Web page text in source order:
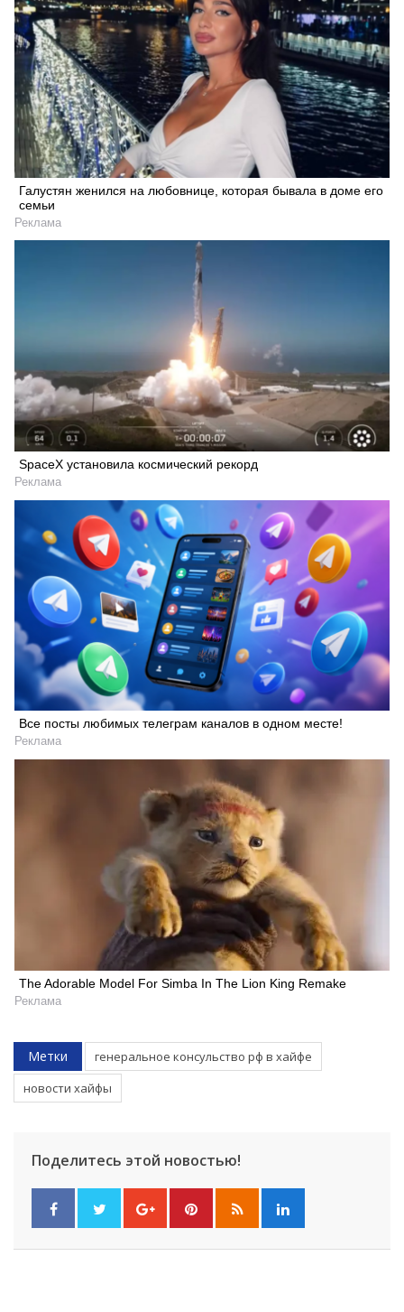
Галустян женился на любовнице, которая бывала в доме его
семьи
Реклама
SpaceX установила космический рекорд
Реклама
Все посты любимых телеграм каналов в одном месте!
Реклама
The Adorable Model For Simba In The Lion King Remake
Реклама
Метки
генеральное консульство рф в хайфе
новости хайфы
Поделитесь этой новостью!